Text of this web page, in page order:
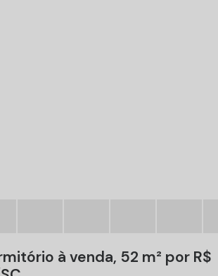
à venda, 52 m² por R$